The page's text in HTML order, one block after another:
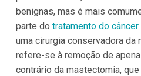
benignas, mas é mais
parte do tratamento do câncer
uma cirurgia conservadora da
refere-se à remoção de
contrário da mastectomia,